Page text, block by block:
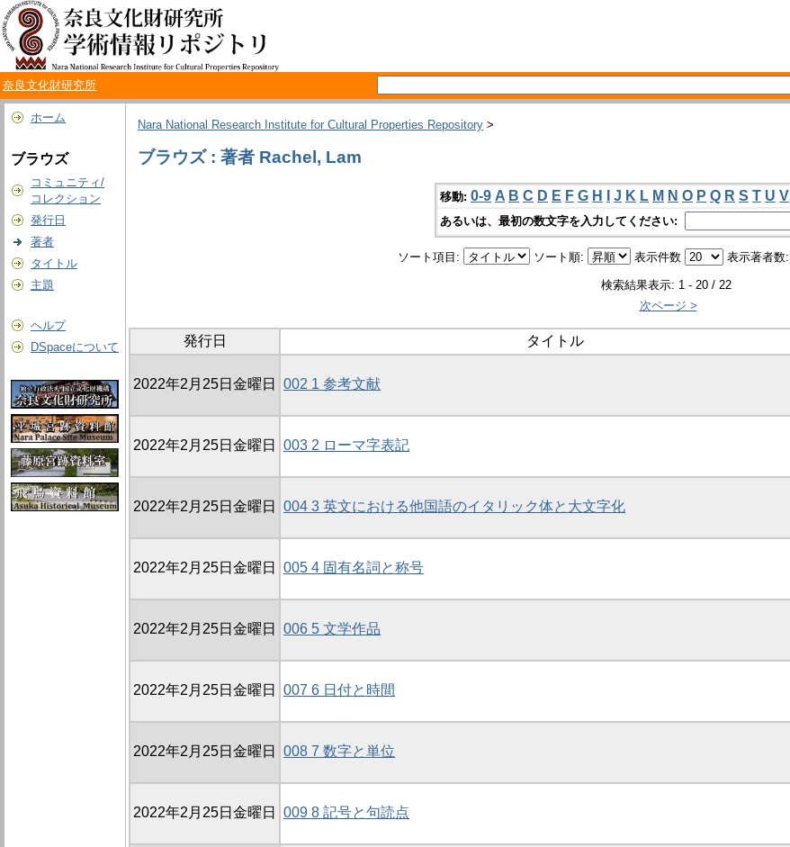
奈良文化財研究所
ホーム
ブラウズ
コミュニティ/
コレクション
発行日
著者
タイトル
主題
ヘルプ
DSpaceについて
Nara National Research Institute for Cultural Properties Repository >
ブラウズ : 著者 Rachel, Lam
移動: 0-9 A B C D E F G H J K L M N O P Q R S T U V
あるいは、最初の数文字を入力してください:
ソート項目: ソート順: 表示件数 表示著者数:
検索結果表示: 1 - 20 / 22
次ページ >
発行日 タイトル
2022年2月25日金曜日 002 1 参考文献
2022年2月25日金曜日 003 2 ローマ字表記
2022年2月25日金曜日 004 3 英文における他国語のイタリック体と大文字化
2022年2月25日金曜日 005 4 固有名詞と称号
2022年2月25日金曜日 006 5 文学作品
2022年2月25日金曜日 007 6 日付と時間
2022年2月25日金曜日 008 7 数字と単位
2022年2月25日金曜日 009 8 記号と句読点